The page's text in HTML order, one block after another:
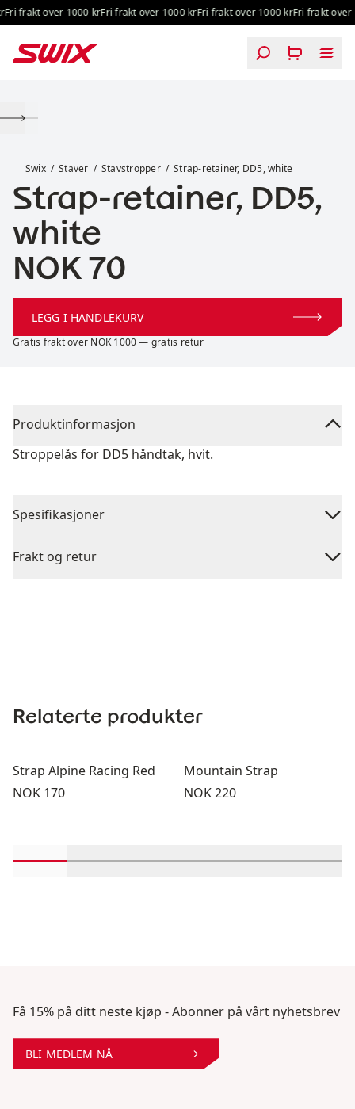
Hopp til innhold
frakt over 1000 krFri frakt over 1000 krFri frakt over 1000 krFri frakt over
Swix Staver Stavstropper Strap-retainer, DD5, white
Strap-retainer, DD5,
white
Pris:
NOK 70
LEGG I HANDLEKURV
Gratis frakt over NOK 1000 — gratis retur
Produktinformasjon
Stroppelås for DD5 håndtak, hvit.
Spesifikasjoner
Frakt og retur
Relaterte produkter
Strap Alpine Racing Red
Pris:
NOK 170
Mountain Strap
Pris:
NOK 220
Få 15% på ditt neste kjøp - Abonner på vårt nyhetsbrev
BLI MEDLEM NÅ